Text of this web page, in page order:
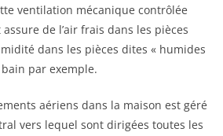
ventilation mécanique contrôlée
de l’air frais dans les pièces
dans les pièces dites « humides
par exemple.
aériens dans la maison est géré
vers lequel sont dirigées toutes les